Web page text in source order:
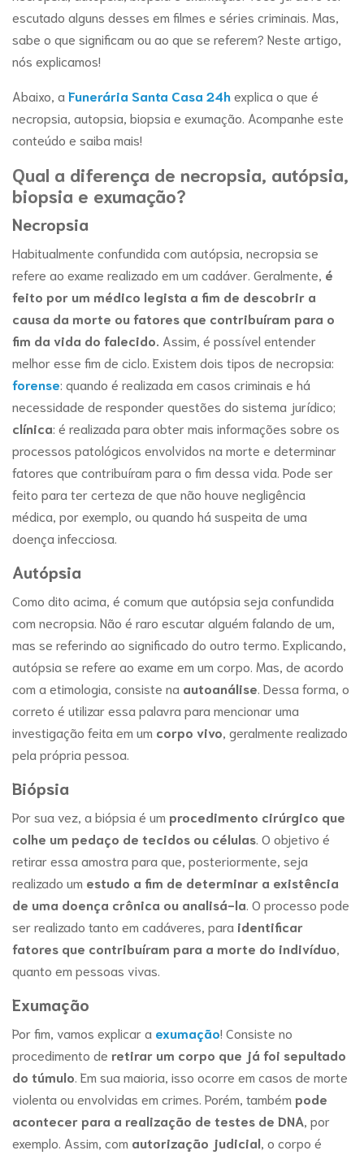
escutado alguns desses em filmes e séries criminais. Mas,
sabe o que significam ou ao que se referem? Neste artigo,
nós explicamos!
Abaixo, aFunerária Santa Casa 24hexplica o que é
necropsia, autopsia, biopsia e exumação. Acompanhe este
conteúdo e saiba mais!
Qual a diferença de necropsia, autópsia,
biopsia e exumação?
Necropsia
Habitualmente confundida com autópsia, necropsia se
refere ao exame realizado em um cadáver. Geralmente, é
feito por um médico legista a fim de descobrir a
causa da morte ou fatores que contribuíram para o
fim da vida do falecido. Assim, é possível entender
melhor esse fim de ciclo. Existem dois tipos de necropsia:
forense: quando é realizada em casos criminais e há
necessidade de responder questões do sistema jurídico;
clínica: é realizada para obter mais informações sobre os
processos patológicos envolvidos na morte e determinar
fatores que contribuíram para o fim dessa vida. Pode ser
feito para ter certeza de que não houve negligência
médica, por exemplo, ou quando há suspeita de uma
doença infecciosa.
Autópsia
Como dito acima, é comum que autópsia seja confundida
com necropsia. Não é raro escutar alguém falando de um,
mas se referindo ao significado do outro termo. Explicando,
autópsia se refere ao exame em um corpo. Mas, de acordo
com a etimologia, consiste na autoanálise. Dessa forma, o
correto é utilizar essa palavra para mencionar uma
investigação feita em um corpo vivo, geralmente realizado
pela própria pessoa.
Biópsia
Por sua vez, a biópsia é um procedimento cirúrgico que
colhe um pedaço de tecidos ou células. O objetivo é
retirar essa amostra para que, posteriormente, seja
realizado um estudo a fim de determinar a existência
de uma doença crônica ou analisá-la. O processo pode
ser realizado tanto em cadáveres, para identificar
fatores que contribuíram para a morte do indivíduo,
quanto em pessoas vivas.
Exumação
Por fim, vamos explicar a exumação! Consiste no
procedimento de retirar um corpo que já foi sepultado
do túmulo. Em sua maioria, isso ocorre em casos de morte
violenta ou envolvidas em crimes. Porém, também pode
acontecer para a realização de testes de DNA, por
exemplo. Assim, com autorização judicial, o corpo é